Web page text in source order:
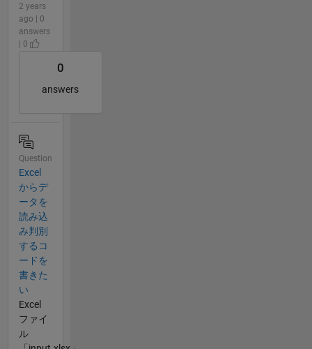
2 years
ago | 0
answers
| 0
0
answers
Question
Excel
からデ
ータを
読み込
み判別
するコ
ードを
書きた
い
Excel
ファイ
ル